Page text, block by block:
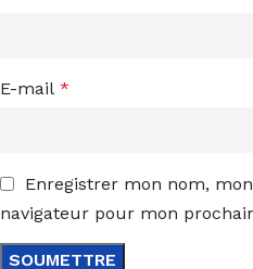
E-mail *
Enregistrer mon nom,
navigateur pour mon